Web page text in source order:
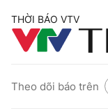
THỜI BÁO VTV
Theo dõi báo trên